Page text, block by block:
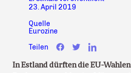
23. April 2019
Quelle
Eurozine
Teilen
In Estland dürften die EU-